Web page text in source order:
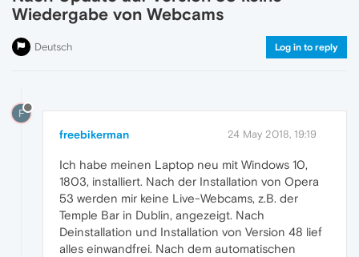
Wiedergabe von Webcams
Deutsch Log in to reply
F
freebikerman 24 May 2018, 19:19
Ich habe meinen Laptop neu mit Windows 10,
1803, installiert. Nach der Installation von Opera
53 werden mir keine Live-Webcams, z.B. der
Temple Bar in Dublin, angezeigt. Nach
Deinstallation und Installation von Version 48 lief
alles einwandfrei. Nach dem automatischen